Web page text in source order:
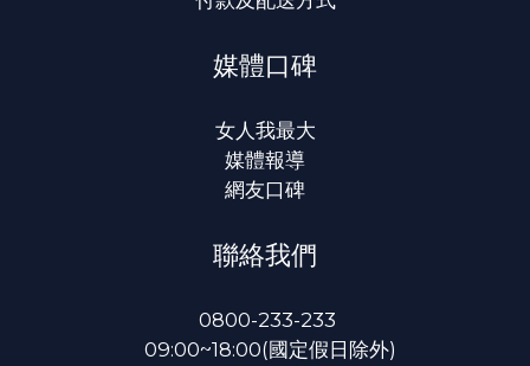
媒體口碑
女人我最大
媒體報導
網友口碑
聯絡我們
0800-233-233
09:00~18:00(國定假日除外)